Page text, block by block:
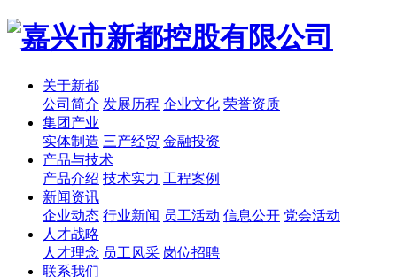
关于新都
公司简介 发展历程 企业文化 荣誉资质
集团产业
实体制造 三产经贸 金融投资
产品与技术
产品介绍 技术实力 工程案例
新闻资讯
企业动态 行业新闻 员工活动 信息公开 党会活动
人才战略
人才理念 员工风采 岗位招聘
联系我们